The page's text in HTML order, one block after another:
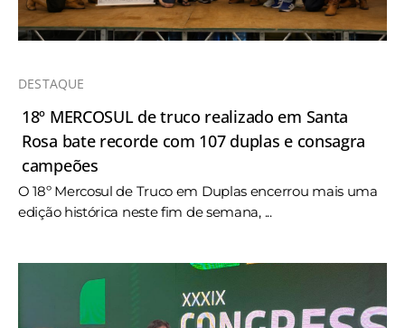
DESTAQUE
18º MERCOSUL de truco realizado em Santa
Rosa bate recorde com 107 duplas e consagra
campeões
O 18º Mercosul de Truco em Duplas encerrou mais uma
edição histórica neste fim de semana, ...